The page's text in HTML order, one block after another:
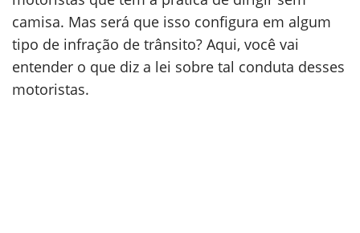
camisa. Mas será que isso configura em algum
tipo de infração de trânsito? Aqui, você vai
entender o que diz a lei sobre tal conduta desses
motoristas.